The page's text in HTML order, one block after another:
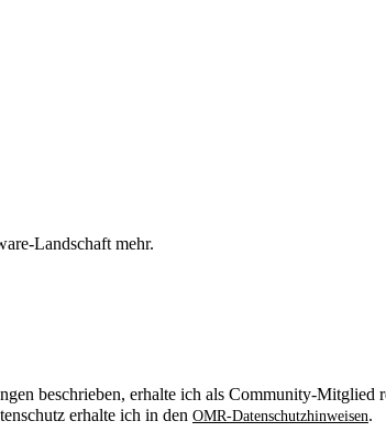
Landschaft mehr.
beschrieben, erhalte ich als Community-Mitglied
erhalte ich in den OMR-Datenschutzhinweisen.